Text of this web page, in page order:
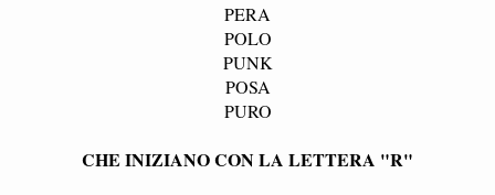
PERA
POLO
PUNK
POSA
PURO
CHE INIZIANO CON LA LETTERA "R"